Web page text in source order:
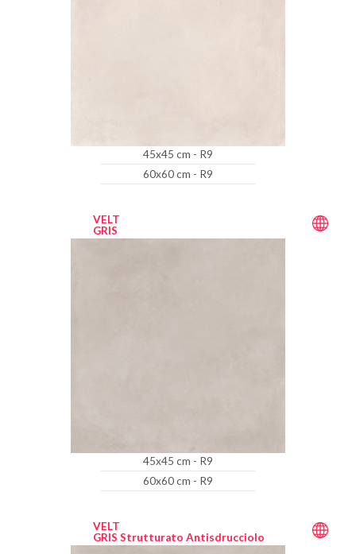
45x45 cm - R9
60x60 cm - R9
VELT
GRIS
45x45 cm - R9
60x60 cm - R9
VELT
GRIS Strutturato Antisdrucciolo